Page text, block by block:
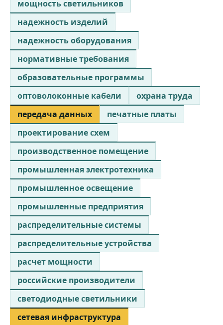
мощность светильников
надежность изделий
надежность оборудования
нормативные требования
образовательные программы
оптоволоконные кабели
охрана труда
передача данных
печатные платы
проектирование схем
производственное помещение
промышленная электротехника
промышленное освещение
промышленные предприятия
распределительные системы
распределительные устройства
расчет мощности
российские производители
светодиодные светильники
сетевая инфраструктура